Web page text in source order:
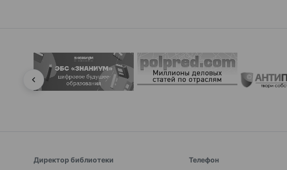
Директор библиотеки Телефон